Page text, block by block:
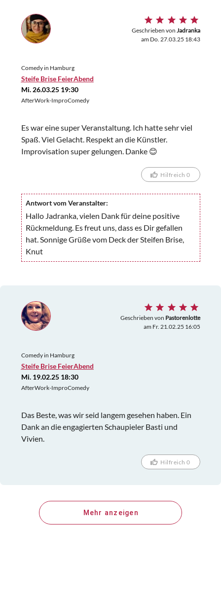
Geschrieben von Jadranka
am Do. 27.03.25 18:43
Comedy in Hamburg
Steife Brise FeierAbend
Mi. 26.03.25 19:30
AfterWork-ImproComedy
Es war eine super Veranstaltung. Ich hatte sehr viel
Spaß. Viel Gelacht. Respekt an die Künstler.
Improvisation super gelungen. Danke 😊
Hilfreich 0
Antwort vom Veranstalter:
Hallo Jadranka, vielen Dank für deine positive
Rückmeldung. Es freut uns, dass es Dir gefallen
hat. Sonnige Grüße vom Deck der Steifen Brise,
Knut
Geschrieben von Pastorenlotte
am Fr. 21.02.25 16:05
Comedy in Hamburg
Steife Brise FeierAbend
Mi. 19.02.25 18:30
AfterWork-ImproComedy
Das Beste, was wir seid langem gesehen haben. Ein
Dank an die engagierten Schaupieler Basti und
Vivien.
Hilfreich 0
Mehr anzeigen